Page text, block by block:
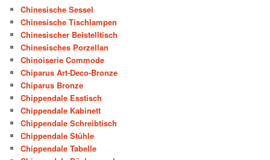
Chinesische Sessel
Chinesische Tischlampen
Chinesischer Beistelltisch
Chinesisches Porzellan
Chinoiserie Commode
Chiparus Art-Deco-Bronze
Chiparus Bronze
Chippendale Esstisch
Chippendale Kabinett
Chippendale Schreibtisch
Chippendale Stühle
Chippendale Tabelle